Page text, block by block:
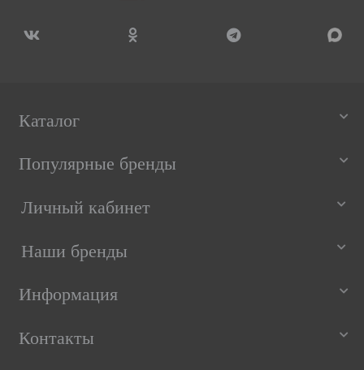
Каталог
Популярные бренды
Личный кабинет
Наши бренды
Информация
Контакты